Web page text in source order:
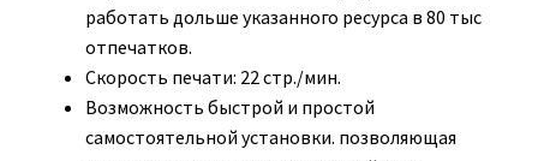
работать дольше указанного ресурса в 80 тыс
отпечатков.
Скорость печати: 22 стр./мин.
Возможность быстрой и простой
самостоятельной установки. позволяющая